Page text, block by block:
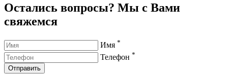
Остались вопросы? Мы с Вами
свяжемся
Имя *
Телефон *
Отправить